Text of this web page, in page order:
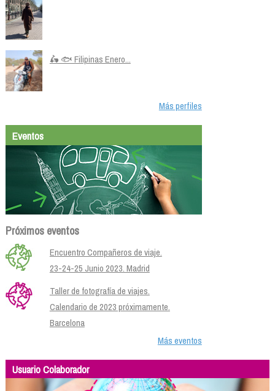
🛵 🐟 Filipinas Enero...
Más perfiles
Eventos
Próximos eventos
Encuentro Compañeros de viaje.
23-24-25 Junio 2023. Madrid
Taller de fotografía de viajes.
Calendario de 2023 próximamente.
Barcelona
Más eventos
Usuario Colaborador